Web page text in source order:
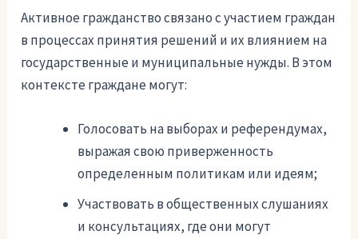
Активное гражданство связано с участием граждан
в процессах принятия решений и их влиянием на
государственные и муниципальные нужды. В этом
контексте граждане могут:
Голосовать на выборах и референдумах,
выражая свою приверженность
определенным политикам или идеям;
Участвовать в общественных слушаниях
и консультациях, где они могут